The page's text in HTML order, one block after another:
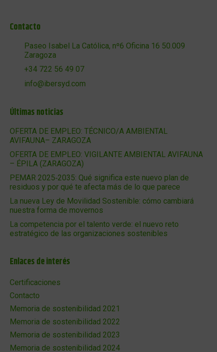
Contacto
Paseo Isabel La Católica, nº6 Oficina 16 50.009
Zaragoza
+34 722 56 49 07
info@ibersyd.com
Últimas noticias
OFERTA DE EMPLEO: TÉCNICO/A AMBIENTAL
AVIFAUNA– ZARAGOZA
OFERTA DE EMPLEO: VIGILANTE AMBIENTAL AVIFAUNA
– ÉPILA (ZARAGOZA)
PEMAR 2025‑2035: Qué significa este nuevo plan de
residuos y por qué te afecta más de lo que parece
La nueva Ley de Movilidad Sostenible: cómo cambiará
nuestra forma de movernos
La competencia por el talento verde: el nuevo reto
estratégico de las organizaciones sostenibles
Enlaces de interés
Certificaciones
Contacto
Memoria de sostenibilidad 2021
Memoria de sostenibilidad 2022
Memoria de sostenibilidad 2023
Memoria de sostenibilidad 2024